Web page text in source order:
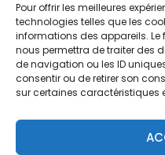
Pour offrir les meilleures
technologies telles que les
informations des appareils.
nous permettra de traiter des
de navigation ou les ID
consentir ou de retirer son
sur certaines caractéristiques
L'info pour les